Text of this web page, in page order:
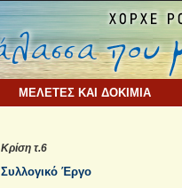
ΜΕΛΕΤΕΣ ΚΑΙ ΔΟΚΙΜΙΑ
Κρίση τ.6
Συλλογικό Έργο